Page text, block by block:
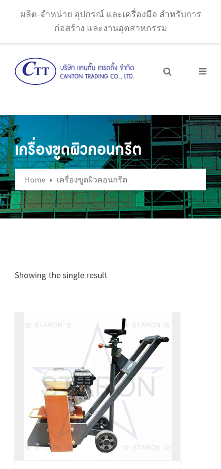
ผลิต-จำหน่าย อุปกรณ์ และเครื่องมือ สำหรับการ
ก่อสร้าง และงานอุตสาหกรรม
เครื่องขูดผิวคอนกรีต
Home เครื่องขูดผิวคอนกรีต
Showing the single result